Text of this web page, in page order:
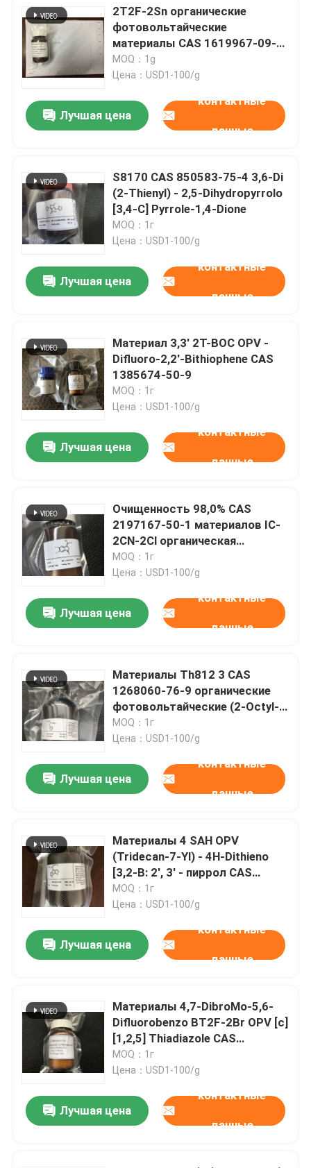
Дом
Видео
Путешествие фабрики
Проверка качества
Свяжитесь мы
Спросите цитату
Резиновый материал для покрытий
Электронные химикаты
Органические фотовольтайческие материалы
Сырье фармацевтической продукции
Сырье личной заботы
Косметическое сырье
2T2F-2Sn органические
фотовольтайческие
материалы CAS 1619967-09-7
C8H13NO
MOQ：1g
Цена：USD1-100/g
Лучшая цена
контактные
данные
S8170 CAS 850583-75-4 3,6-Di
(2-Thienyl) - 2,5-Dihydropyrrolo
[3,4-C] Pyrrole-1,4-Dione
MOQ：1г
Цена：USD1-100/g
Лучшая цена
контактные
данные
Материал 3,3' 2T-BOC OPV -
Difluoro-2,2'-Bithiophene CAS
1385674-50-9
MOQ：1г
Цена：USD1-100/g
Лучшая цена
контактные
данные
Очищенность 98,0% CAS
2197167-50-1 материалов IC-
2CN-2Cl органическая
фотовольтайческая
MOQ：1г
Цена：USD1-100/g
Лучшая цена
контактные
данные
Материалы Th812 3 CAS
1268060-76-9 органические
фотовольтайческие (2-Octyl-
Dodecyl) - тиофен
MOQ：1г
Цена：USD1-100/g
Лучшая цена
контактные
данные
Материалы 4 SAH OPV
(Tridecan-7-Yl) - 4H-Dithieno
[3,2-B: 2', 3' - пиррол CAS
1158270-38-2 d]
MOQ：1г
Цена：USD1-100/g
Лучшая цена
контактные
данные
Материалы 4,7-DibroMo-5,6-
Difluorobenzo BT2F-2Br OPV [c]
[1,2,5] Thiadiazole CAS
1295502-53-2
MOQ：1г
Цена：USD1-100/g
Лучшая цена
контактные
данные